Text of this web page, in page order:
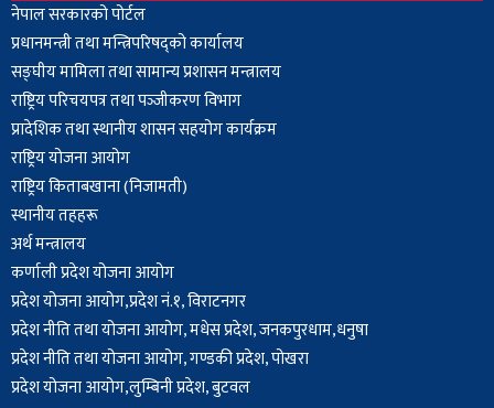
Body
नेपाल सरकारको पोर्टल
प्रधानमन्त्री तथा मन्त्रिपरिषद्को कार्यालय
सङ्घीय मामिला तथा सामान्य प्रशासन मन्त्रालय
राष्ट्रिय परिचयपत्र तथा पञ्‍जीकरण विभाग
प्रादेशिक तथा स्थानीय शासन सहयोग कार्यक्रम
राष्ट्रिय योजना आयोग
राष्ट्रिय किताबखाना (निजामती)
स्थानीय तहहरू
अर्थ मन्त्रालय
कर्णाली प्रदेश योजना आयोग
प्रदेश योजना आयोग,प्रदेश नं.१, विराटनगर
प्रदेश नीति तथा योजना आयोग, मधेस प्रदेश, जनकपुरधाम,धनुषा
प्रदेश नीति तथा योजना आयोग, गण्डकी प्रदेश, पोखरा
प्रदेश योजना आयोग,लुम्बिनी प्रदेश, बुटवल